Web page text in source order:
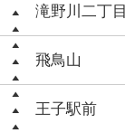
滝野川二丁目
飛鳥山
王子駅前